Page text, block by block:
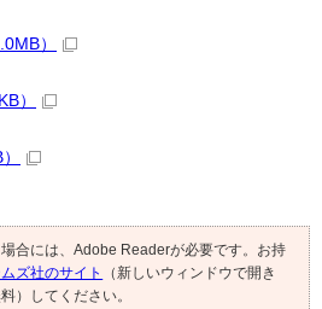
）
）
合には、Adobe Readerが必要です。お持
ズ社のサイト
（新しいウィンドウで開き
）してください。